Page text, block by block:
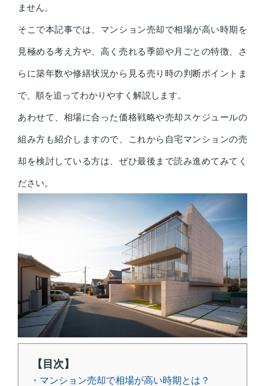
ません。
そこで本記事では、マンション売却で相場が高い時期を
見極める考え方や、高く売れる季節や月ごとの特徴、さ
らに築年数や修繕状況から見る売り時の判断ポイントま
で、順を追ってわかりやすく解説します。
あわせて、相場に合った価格戦略や売却スケジュールの
組み方も紹介しますので、これから自宅マンションの売
却を検討している方は、ぜひ最後まで読み進めてみてく
ださい。
【目次】
・マンション売却で相場が高い時期とは？